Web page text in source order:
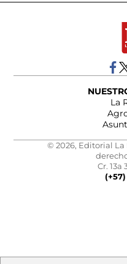
La
© 2026, Editorial La
Cr. 13a